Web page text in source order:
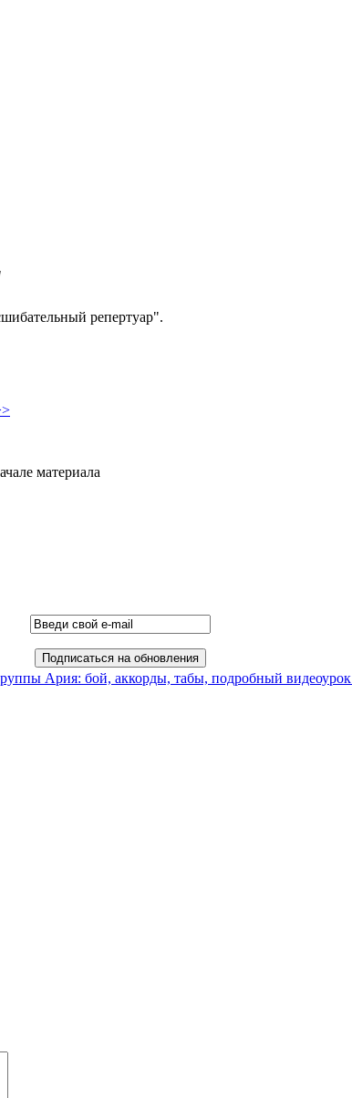
репертуар".
материала
Ария: бой, аккорды, табы, подробный видеоурок